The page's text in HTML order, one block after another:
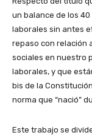
un balance de los
laborales sin antes
repaso con relación
sociales en nuestro
laborales, y que
bis de la
norma que “nació”
Este trabajo se